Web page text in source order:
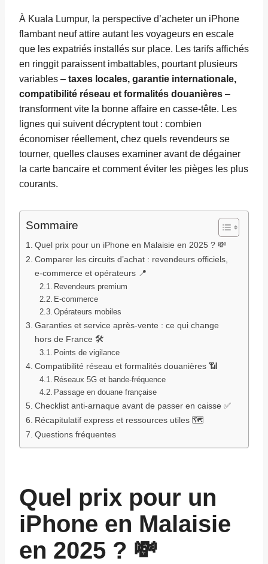
À Kuala Lumpur, la perspective d’acheter un iPhone
flambant neuf attire autant les voyageurs en escale
que les expatriés installés sur place. Les tarifs affichés
en ringgit paraissent imbattables, pourtant plusieurs
variables – taxes locales, garantie internationale,
compatibilité réseau et formalités douanières –
transforment vite la bonne affaire en casse-tête. Les
lignes qui suivent décryptent tout : combien
économiser réellement, chez quels revendeurs se
tourner, quelles clauses examiner avant de dégainer
la carte bancaire et comment éviter les pièges les plus
courants.
Sommaire
Quel prix pour un iPhone en Malaisie en 2025 ? 💸
Comparer les circuits d’achat : revendeurs officiels,
e-commerce et opérateurs 📍
Revendeurs premium
E-commerce
Opérateurs mobiles
Garanties et service après-vente : ce qui change
hors de France 🛠️
Points de vigilance
Compatibilité réseau et formalités douanières 📶
Réseaux 5G et bande-fréquence
Passage en douane française
Checklist anti-arnaque avant de passer en caisse ✅
Récapitulatif express et ressources utiles 🗺️
Questions fréquentes
Quel prix pour un
iPhone en Malaisie
en 2025 ? 💸